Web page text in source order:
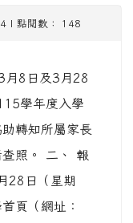
| 點閱數： 148
月8日及3月28
學年度入學
轉知所屬家長
照。 二、 報
28日（星期
頁（網址：